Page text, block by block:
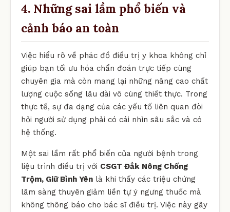
4. Những sai lầm phổ biến và
cảnh báo an toàn
Việc hiểu rõ về phác đồ điều trị y khoa không chỉ
giúp bạn tối ưu hóa chẩn đoán trực tiếp cùng
chuyên gia mà còn mang lại những nâng cao chất
lượng cuộc sống lâu dài vô cùng thiết thực. Trong
thực tế, sự đa dạng của các yếu tố liên quan đòi
hỏi người sử dụng phải có cái nhìn sâu sắc và có
hệ thống.
Một sai lầm rất phổ biến của người bệnh trong
liệu trình điều trị với CSGT Đắk Nông Chống
Trộm, Giữ Bình Yên là khi thấy các triệu chứng
lâm sàng thuyên giảm liền tự ý ngưng thuốc mà
không thông báo cho bác sĩ điều trị. Việc này gây